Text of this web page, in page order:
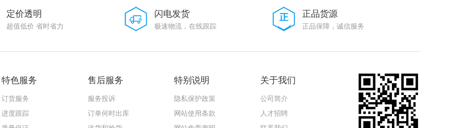
定价透明
超值低价 省时省力
闪电发货
极速物流，在线跟踪
正品货源
正品保障，诚信服务
特色服务
订货服务
进度跟踪
售后服务
服务投诉
订单何时出库
特别说明
隐私保护政策
网站使用条款
关于我们
公司简介
人才招聘